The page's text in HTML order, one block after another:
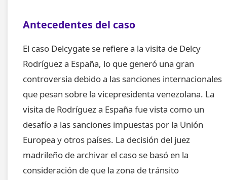
Antecedentes del caso
El caso Delcygate se refiere a la visita de Delcy
Rodríguez a España, lo que generó una gran
controversia debido a las sanciones internacionales
que pesan sobre la vicepresidenta venezolana. La
visita de Rodríguez a España fue vista como un
desafío a las sanciones impuestas por la Unión
Europea y otros países. La decisión del juez
madrileño de archivar el caso se basó en la
consideración de que la zona de tránsito